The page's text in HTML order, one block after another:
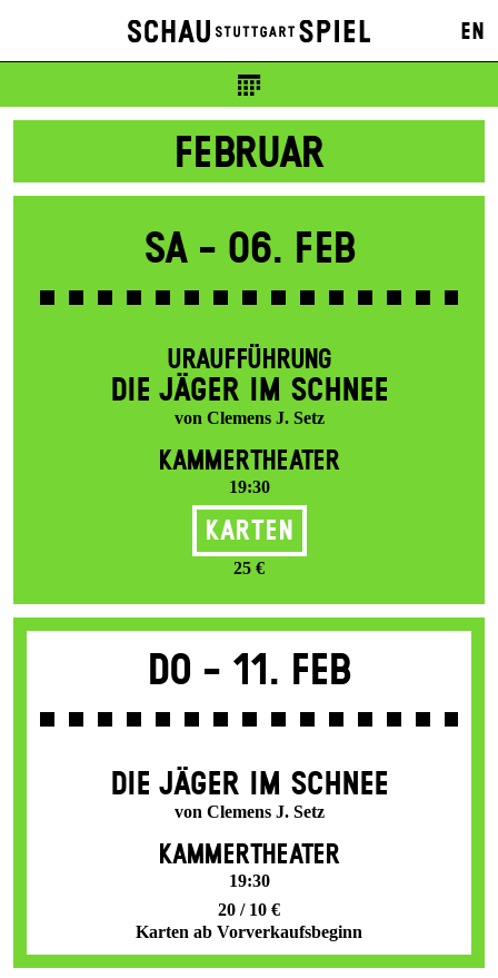
EN
8 – 50 € / E
Karten ab Vorverkaufsbeginn
FEBRUAR
Sa - 06. Feb
URAUFFÜHRUNG
DIE JÄGER IM SCHNEE
von Clemens J. Setz
KAMMERTHEATER
19:30
Karten
25 €
Do - 11. Feb
DIE JÄGER IM SCHNEE
von Clemens J. Setz
KAMMERTHEATER
19:30
20 / 10 €
Karten ab Vorverkaufsbeginn